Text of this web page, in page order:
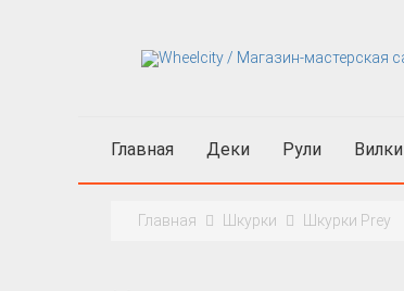
Главная Деки Рули Вилки
Главная Шкурки Шкурки Prey